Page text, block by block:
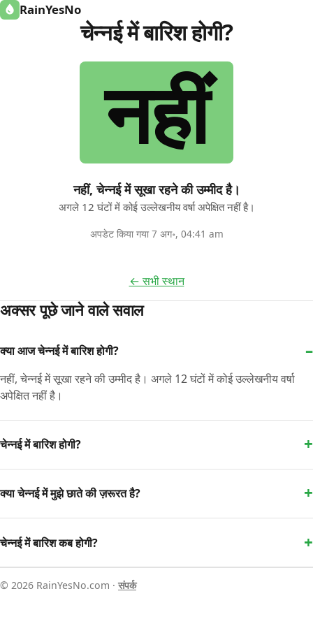
RainYesNo
चेन्नई में बारिश होगी?
नहीं
नहीं, चेन्नई में सूखा रहने की उम्मीद है।
अगले 12 घंटों में कोई उल्लेखनीय वर्षा अपेक्षित नहीं है।
अपडेट किया गया 7 अग॰, 04:41 am
← सभी स्थान
अक्सर पूछे जाने वाले सवाल
क्या आज चेन्नई में बारिश होगी?
नहीं, चेन्नई में सूखा रहने की उम्मीद है। अगले 12 घंटों में कोई उल्लेखनीय वर्षा
अपेक्षित नहीं है।
चेन्नई में बारिश होगी?
क्या चेन्नई में मुझे छाते की ज़रूरत है?
चेन्नई में बारिश कब होगी?
© 2026 RainYesNo.com · संपर्क